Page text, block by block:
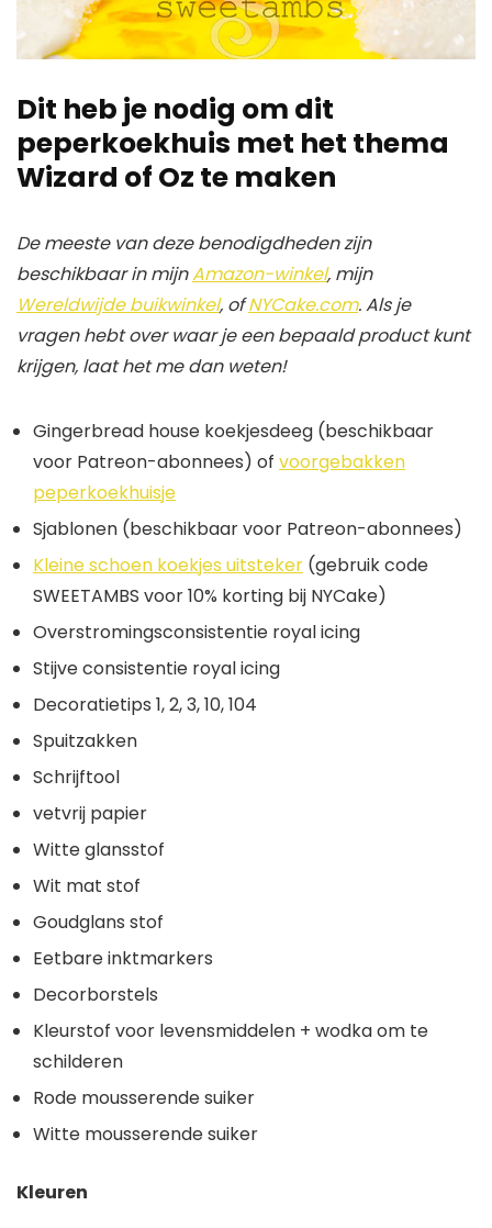
Dit heb je nodig om dit
peperkoekhuis met het thema
Wizard of Oz te maken
De meeste van deze benodigdheden zijn
beschikbaar in mijnAmazon-winkel, mijn
Wereldwijde buikwinkel, ofNYCake.com. Als je
vragen hebt over waar je een bepaald product kunt
krijgen, laat het me dan weten!
Gingerbread house koekjesdeeg (beschikbaar
voor Patreon-abonnees) of voorgebakken
peperkoekhuisje
Sjablonen (beschikbaar voor Patreon-abonnees)
Kleine schoen koekjes uitsteker (gebruik code
SWEETAMBS voor 10% korting bij NYCake)
Overstromingsconsistentie royal icing
Stijve consistentie royal icing
Decoratietips 1, 2, 3, 10, 104
Spuitzakken
Schrijftool
vetvrij papier
Witte glansstof
Wit mat stof
Goudglans stof
Eetbare inktmarkers
Decorborstels
Kleurstof voor levensmiddelen + wodka om te
schilderen
Rode mousserende suiker
Witte mousserende suiker
Kleuren